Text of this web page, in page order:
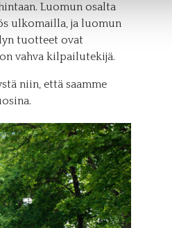
Luomun osalta
ulkomailla, ja luomun
tuotteet ovat
vahva kilpailutekijä.
niin, että saamme